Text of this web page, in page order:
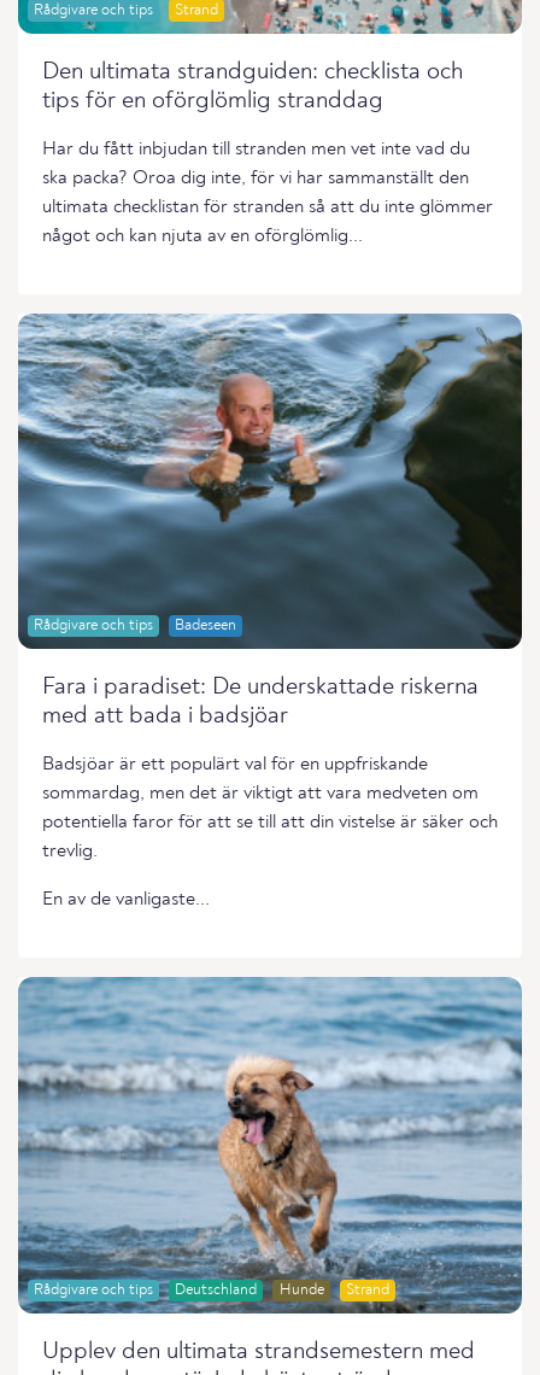
Rådgivare och tips Strand
Den ultimata strandguiden: checklista och
tips för en oförglömlig stranddag
Har du fått inbjudan till stranden men vet inte vad du
ska packa? Oroa dig inte, för vi har sammanställt den
ultimata checklistan för stranden så att du inte glömmer
något och kan njuta av en oförglömlig...
Rådgivare och tips Badeseen
Fara i paradiset: De underskattade riskerna
med att bada i badsjöar
Badsjöar är ett populärt val för en uppfriskande
sommardag, men det är viktigt att vara medveten om
potentiella faror för att se till att din vistelse är säker och
trevlig.
En av de vanligaste...
Rådgivare och tips Deutschland Hunde Strand
Upplev den ultimata strandsemestern med